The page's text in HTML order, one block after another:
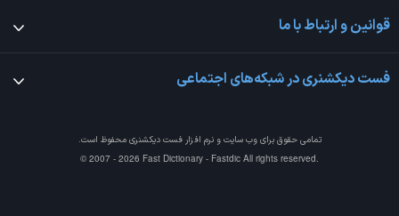
قوانین و ارتباط با ما
فست دیکشنری در شبکه‌های اجتماعی
تمامی حقوق برای وب سایت و نرم افزارفست دیکشنری محفوظ است.
© 2007 - 2026 Fast Dictionary - Fastdic All rights reserved.